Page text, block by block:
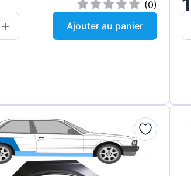
(0)
Ajouter au panier